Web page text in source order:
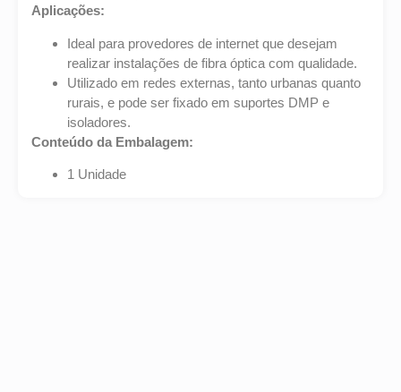
Aplicações:
Ideal para provedores de internet que desejam
realizar instalações de fibra óptica com qualidade.
Utilizado em redes externas, tanto urbanas quanto
rurais, e pode ser fixado em suportes DMP e
isoladores.
Conteúdo da Embalagem:
1 Unidade